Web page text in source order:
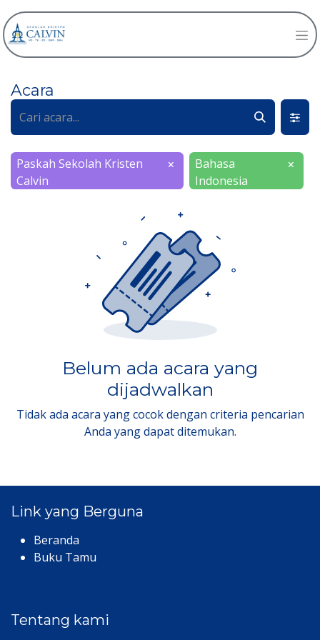
Acara
Paskah Sekolah Kristen
Calvin
×
Bahasa
Indonesia
×
Belum ada acara yang
dijadwalkan
Tidak ada acara yang cocok dengan criteria pencarian
Anda yang dapat ditemukan.
Link yang Berguna
Beranda
Buku Tamu
Tentang kami